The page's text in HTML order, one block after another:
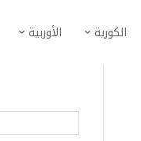
الكورية الأوربية